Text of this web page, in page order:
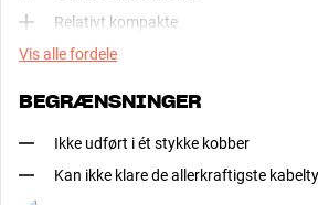
Relativt kompakte
Vis alle fordele
BEGRÆNSNINGER
Ikke udført i ét stykke kobber
Kan ikke klare de allerkraftigste